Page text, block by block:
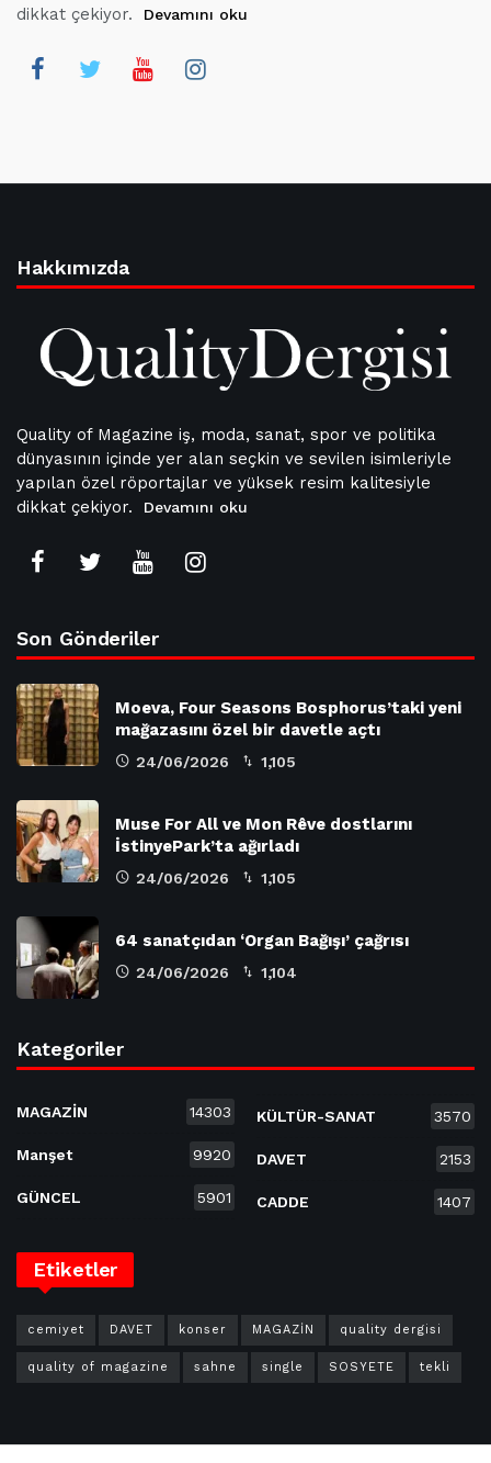
dikkat çekiyor.
Devamını oku
Hakkımızda
Quality of Magazine iş, moda, sanat, spor ve politika
dünyasının içinde yer alan seçkin ve sevilen isimleriyle
yapılan özel röportajlar ve yüksek resim kalitesiyle
dikkat çekiyor.
Devamını oku
Son Gönderiler
Moeva, Four Seasons Bosphorus’taki yeni
mağazasını özel bir davetle açtı
24/06/2026 1,105
Muse For All ve Mon Rêve dostlarını
İstinyePark’ta ağırladı
24/06/2026 1,105
64 sanatçıdan ‘Organ Bağışı’ çağrısı
24/06/2026 1,104
Kategoriler
MAGAZİN 14303
Manşet 9920
GÜNCEL 5901
KÜLTÜR-SANAT 3570
DAVET 2153
CADDE 1407
Etiketler
cemiyet DAVET konser MAGAZİN quality dergisi
quality of magazine sahne single SOSYETE tekli